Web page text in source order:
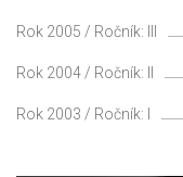
Rok 2005 / Ročník: III
Rok 2004 / Ročník: II
Rok 2003 / Ročník: I